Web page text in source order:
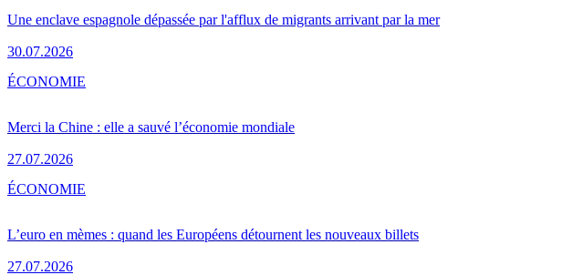
Une enclave espagnole dépassée par l'afflux de migrants arrivant par la mer
30.07.2026
Merci la Chine : elle a sauvé l’économie mondiale
27.07.2026
ÉCONOMIE
L’euro en mèmes : quand les Européens détournent les nouveaux billets
27.07.2026
ÉCONOMIE